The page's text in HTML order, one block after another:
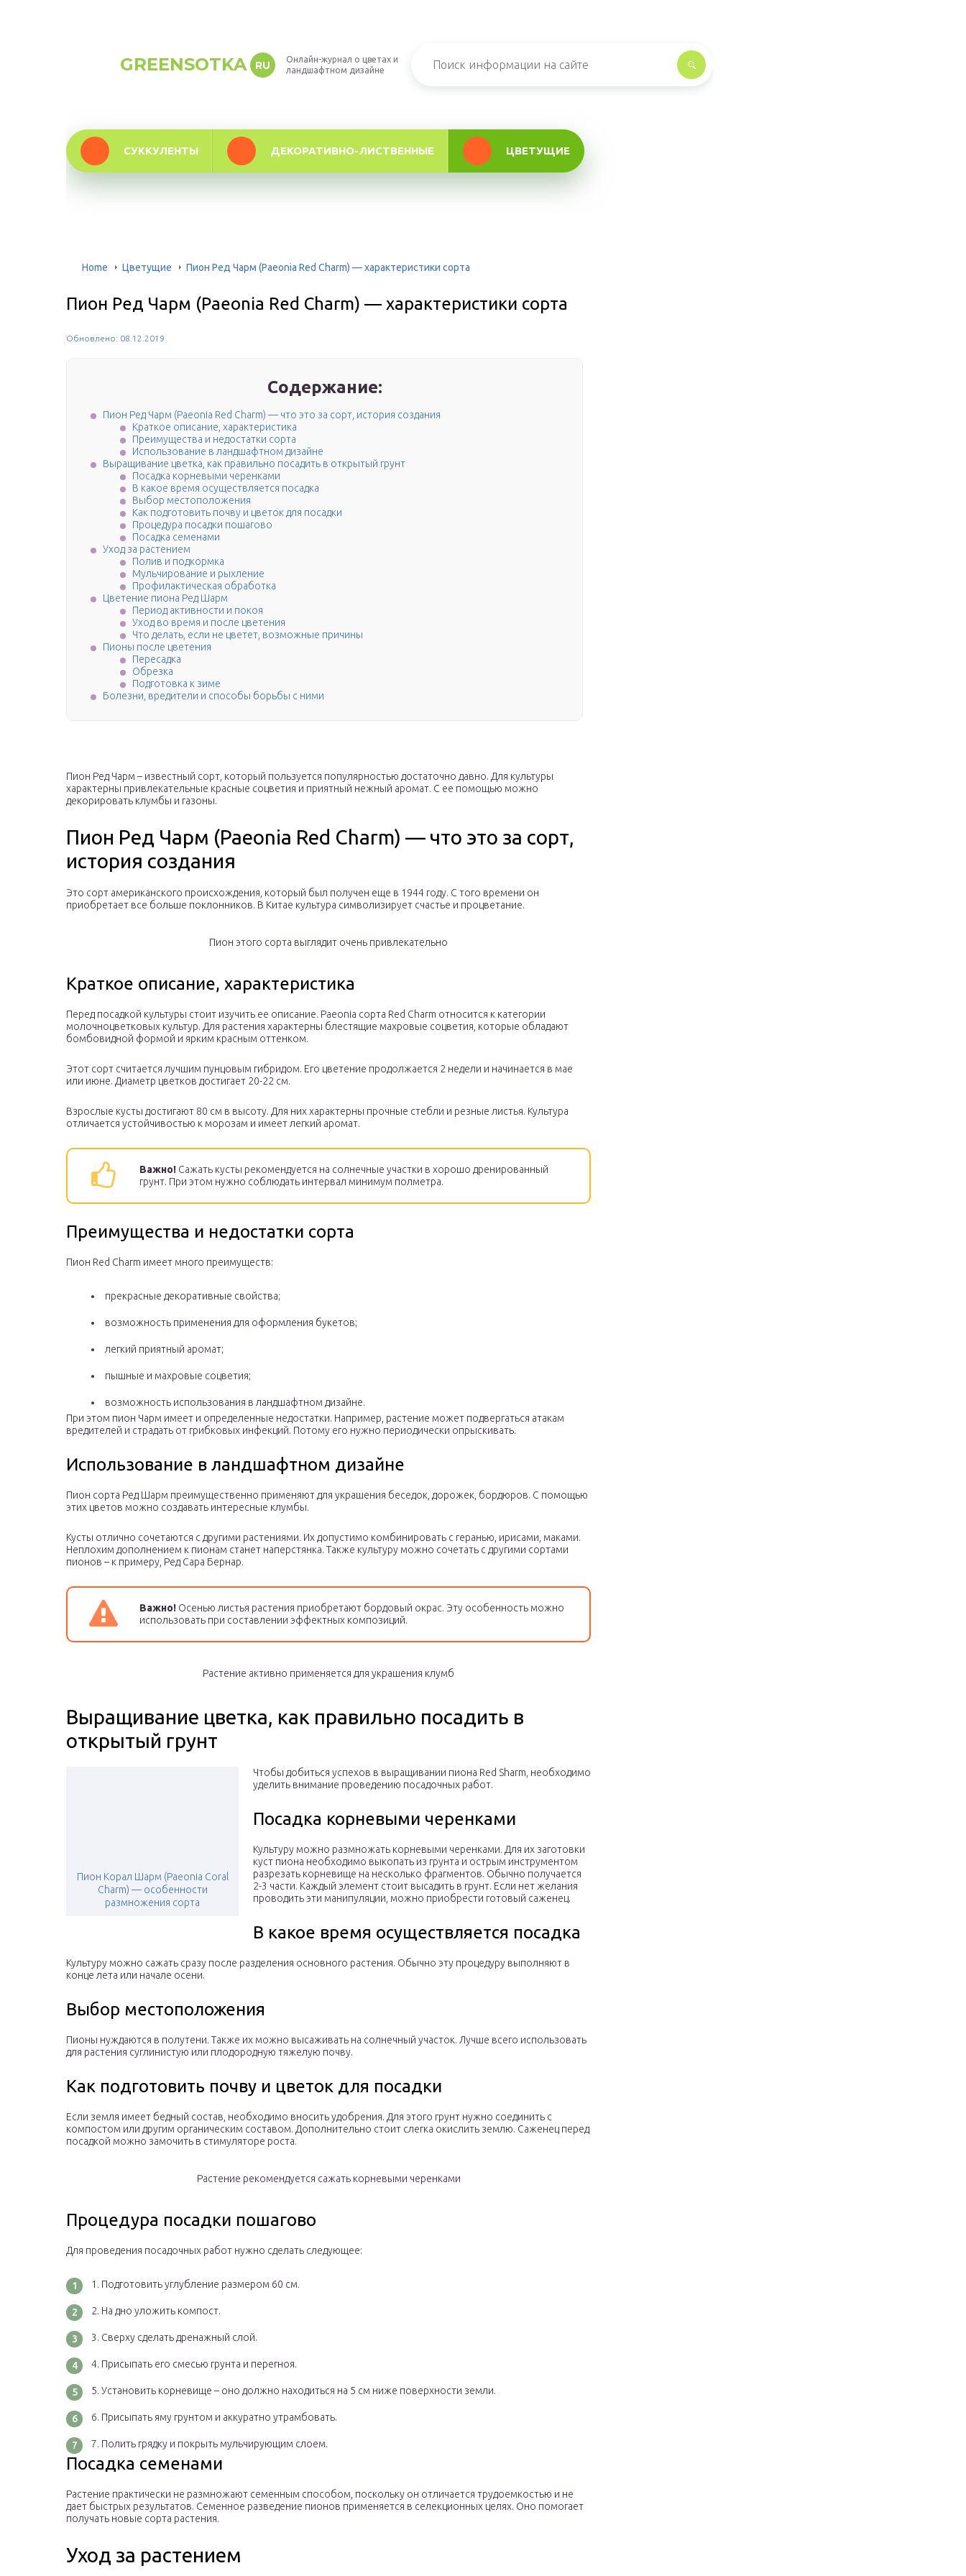
GREENSOTKA RU
Онлайн-журнал о цветах и
ландшафтном дизайне
СУККУЛЕНТЫ ДЕКОРАТИВНО-ЛИСТВЕННЫЕ ЦВЕТУЩИЕ
Home Цветущие Пион Ред Чарм (Paeonia Red Charm) — характеристики сорта
Пион Ред Чарм (Paeonia Red Charm) — характеристики сорта
Обновлено: 08.12.2019
Содержание:
Пион Ред Чарм (Paeonia Red Charm) — что это за сорт, история создания
Краткое описание, характеристика
Преимущества и недостатки сорта
Использование в ландшафтном дизайне
Выращивание цветка, как правильно посадить в открытый грунт
Посадка корневыми черенками
В какое время осуществляется посадка
Выбор местоположения
Как подготовить почву и цветок для посадки
Процедура посадки пошагово
Посадка семенами
Уход за растением
Полив и подкормка
Мульчирование и рыхление
Профилактическая обработка
Цветение пиона Ред Шарм
Период активности и покоя
Уход во время и после цветения
Что делать, если не цветет, возможные причины
Пионы после цветения
Пересадка
Обрезка
Подготовка к зиме
Болезни, вредители и способы борьбы с ними
Пион Ред Чарм – известный сорт, который пользуется популярностью достаточно давно. Для культуры
характерны привлекательные красные соцветия и приятный нежный аромат. С ее помощью можно
декорировать клумбы и газоны.
Пион Ред Чарм (Paeonia Red Charm) — что это за сорт,
история создания
Это сорт американского происхождения, который был получен еще в 1944 году. С того времени он
приобретает все больше поклонников. В Китае культура символизирует счастье и процветание.
Пион этого сорта выглядит очень привлекательно
Краткое описание, характеристика
Перед посадкой культуры стоит изучить ее описание. Paeonia сорта Red Charm относится к категории
молочноцветковых культур. Для растения характерны блестящие махровые соцветия, которые обладают
бомбовидной формой и ярким красным оттенком.
Этот сорт считается лучшим пунцовым гибридом. Его цветение продолжается 2 недели и начинается в мае
или июне. Диаметр цветков достигает 20-22 см.
Взрослые кусты достигают 80 см в высоту. Для них характерны прочные стебли и резные листья. Культура
отличается устойчивостью к морозам и имеет легкий аромат.
Важно! Сажать кусты рекомендуется на солнечные участки в хорошо дренированный
грунт. При этом нужно соблюдать интервал минимум полметра.
Преимущества и недостатки сорта
Пион Red Charm имеет много преимуществ:
прекрасные декоративные свойства;
возможность применения для оформления букетов;
легкий приятный аромат;
пышные и махровые соцветия;
возможность использования в ландшафтном дизайне.
При этом пион Чарм имеет и определенные недостатки. Например, растение может подвергаться атакам
вредителей и страдать от грибковых инфекций. Потому его нужно периодически опрыскивать.
Использование в ландшафтном дизайне
Пион сорта Ред Шарм преимущественно применяют для украшения беседок, дорожек, бордюров. С помощью
этих цветов можно создавать интересные клумбы.
Кусты отлично сочетаются с другими растениями. Их допустимо комбинировать с геранью, ирисами, маками.
Неплохим дополнением к пионам станет наперстянка. Также культуру можно сочетать с другими сортами
пионов – к примеру, Ред Сара Бернар.
Важно! Осенью листья растения приобретают бордовый окрас. Эту особенность можно
использовать при составлении эффектных композиций.
Растение активно применяется для украшения клумб
Выращивание цветка, как правильно посадить в
открытый грунт
Пион Корал Шарм (Paeonia Coral
Charm) — особенности
размножения сорта
Чтобы добиться успехов в выращивании пиона Red Sharm, необходимо
уделить внимание проведению посадочных работ.
Посадка корневыми черенками
Культуру можно размножать корневыми черенками. Для их заготовки
куст пиона необходимо выкопать из грунта и острым инструментом
разрезать корневище на несколько фрагментов. Обычно получается
2-3 части. Каждый элемент стоит высадить в грунт. Если нет желания
проводить эти манипуляции, можно приобрести готовый саженец.
В какое время осуществляется посадка
Культуру можно сажать сразу после разделения основного растения. Обычно эту процедуру выполняют в
конце лета или начале осени.
Выбор местоположения
Пионы нуждаются в полутени. Также их можно высаживать на солнечный участок. Лучше всего использовать
для растения суглинистую или плодородную тяжелую почву.
Как подготовить почву и цветок для посадки
Если земля имеет бедный состав, необходимо вносить удобрения. Для этого грунт нужно соединить с
компостом или другим органическим составом. Дополнительно стоит слегка окислить землю. Саженец перед
посадкой можно замочить в стимуляторе роста.
Растение рекомендуется сажать корневыми черенками
Процедура посадки пошагово
Для проведения посадочных работ нужно сделать следующее:
Подготовить углубление размером 60 см.
На дно уложить компост.
Сверху сделать дренажный слой.
Присыпать его смесью грунта и перегноя.
Установить корневище – оно должно находиться на 5 см ниже поверхности земли.
Присыпать яму грунтом и аккуратно утрамбовать.
Полить грядку и покрыть мульчирующим слоем.
Посадка семенами
Растение практически не размножают семенным способом, поскольку он отличается трудоемкостью и не
дает быстрых результатов. Семенное разведение пионов применяется в селекционных целях. Оно помогает
получать новые сорта растения.
Уход за растением